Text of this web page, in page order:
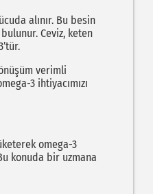
alınır. Bu besin
Ceviz, keten
verimli
3 ihtiyacımızı
omega-3
konuda bir uzmana